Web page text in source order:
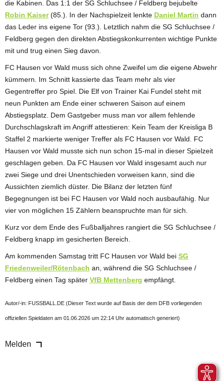
die Kabinen. Das 1:1 der SG Schluchsee / Feldberg bejubelte
Robin Kaiser(85.). In der Nachspielzeit lenkte Daniel Martin dann
das Leder ins eigene Tor (93.). Letztlich nahm die SG Schluchsee /
Feldberg gegen den direkten Abstiegskonkurrenten wichtige Punkte
mit und trug einen Sieg davon.
FC Hausen vor Wald muss sich ohne Zweifel um die eigene Abwehr
kümmern. Im Schnitt kassierte das Team mehr als vier
Gegentreffer pro Spiel. Die Elf von Trainer Kai Fundel steht mit
neun Punkten am Ende einer schweren Saison auf einem
Abstiegsplatz. Dem Gastgeber muss man vor allem fehlende
Durchschlagskraft im Angriff attestieren: Kein Team der Kreisliga B
Staffel 2 markierte weniger Treffer als FC Hausen vor Wald. FC
Hausen vor Wald musste sich nun schon 15-mal in dieser Spielzeit
geschlagen geben. Da FC Hausen vor Wald insgesamt auch nur
zwei Siege und drei Unentschieden vorweisen kann, sind die
Aussichten ziemlich düster. Die Bilanz der letzten fünf
Begegnungen ist bei FC Hausen vor Wald noch ausbaufähig. Nur
vier von möglichen 15 Zählern beanspruchte man für sich.
Kurz vor dem Ende des Fußballjahres rangiert die SG Schluchsee /
Feldberg knapp im gesicherten Bereich.
Am kommenden Samstag tritt FC Hausen vor Wald bei SG
Friedenweiler/Rötenbach an, während die SG Schluchsee /
Feldberg einen Tag später VfB Mettenberg empfängt.
Autor/-in: FUSSBALL.DE (Dieser Text wurde auf Basis der dem DFB vorliegenden
offiziellen Spieldaten am 01.06.2026 um 22:14 Uhr automatisch generiert)
Melden